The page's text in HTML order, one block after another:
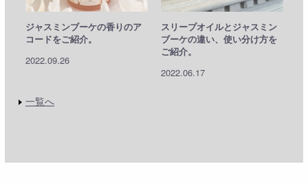
ジャスミンブーケの香りのア
コードをご紹介。
2022.09.26
スリープオイルとジャスミン
ブーケの違い、使い分け方を
ご紹介。
2022.06.17
一覧へ